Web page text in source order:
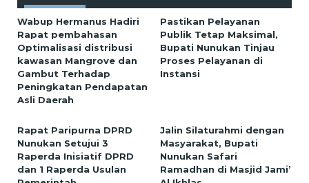
Wabup Hermanus Hadiri
Rapat pembahasan
Optimalisasi distribusi
kawasan Mangrove dan
Gambut Terhadap
Peningkatan Pendapatan
Asli Daerah
Pastikan Pelayanan
Publik Tetap Maksimal,
Bupati Nunukan Tinjau
Proses Pelayanan di
Instansi
Rapat Paripurna DPRD
Nunukan Setujui 3
Raperda Inisiatif DPRD
dan 1 Raperda Usulan
Jalin Silaturahmi dengan
Masyarakat, Bupati
Nunukan Safari
Ramadhan di Masjid Jami’